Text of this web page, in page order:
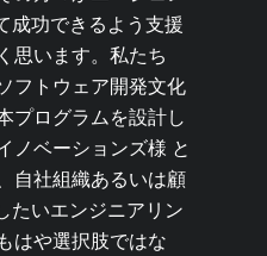
成功できるよう支援
思います。私たち
フトウェア開発文化
プログラムを設計し
ノベーションズ様 と
自社組織あるいは顧
たいエンジニアリン
はや選択肢ではな